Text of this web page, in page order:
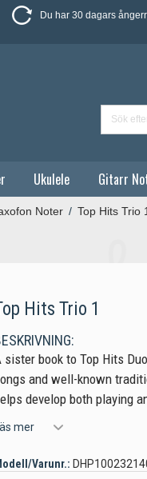
Du har 30 dagars
Ukulele Gitarr
Noter / Top Hits Trio 1
Hits Trio 1
sister book to Top Hits
and well-known
develop both playing
mer
Varunr.: